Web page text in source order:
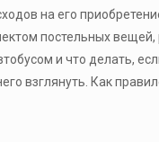
на его
постельных
и что делать,
взглянуть. Как